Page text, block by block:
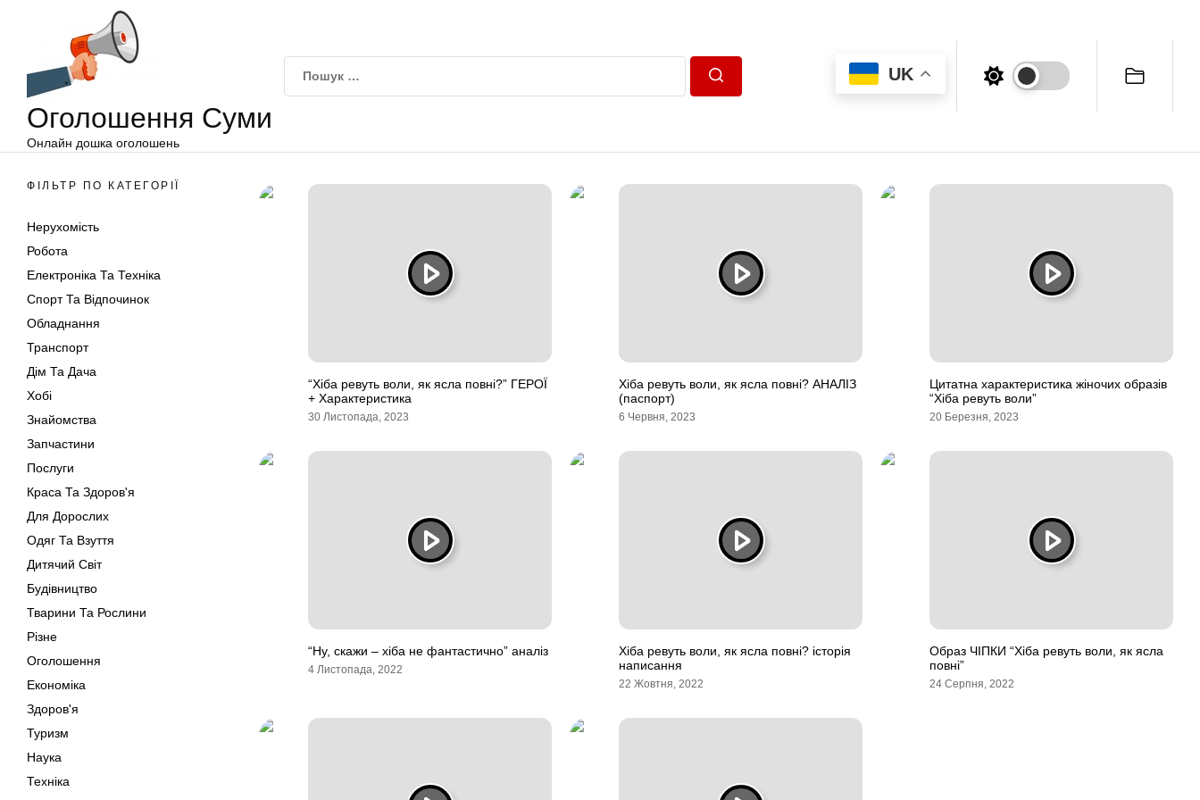
Оголошення Суми
Онлайн дошка оголошень
UK
ФІЛЬТР ПО КАТЕГОРІЇ
Нерухомість
Робота
Електроніка Та Техніка
Спорт Та Відпочинок
Обладнання
Транспорт
Дім Та Дача
Хобі
Знайомства
Запчастини
Послуги
Краса Та Здоров'я
Для Дорослих
Одяг Та Взуття
Дитячий Світ
Будівництво
Тварини Та Рослини
Різне
Оголошення
Економіка
Здоров'я
Туризм
Наука
Техніка
“Хіба ревуть воли, як ясла повні?” ГЕРОЇ
+ Характеристика
30 Листопада, 2023
Хіба ревуть воли, як ясла повні? АНАЛІЗ
(паспорт)
6 Червня, 2023
Цитатна характеристика жіночих образів
“Хіба ревуть воли”
20 Березня, 2023
“Ну, скажи – хіба не фантастично” аналіз
4 Листопада, 2022
Хіба ревуть воли, як ясла повні? історія
написання
22 Жовтня, 2022
Образ ЧІПКИ “Хіба ревуть воли, як ясла
повні”
24 Серпня, 2022